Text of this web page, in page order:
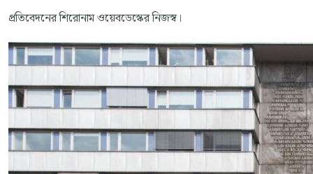
প্রতিবেদনের শিরোনাম ওয়েবডেস্কের নিজস্ব।